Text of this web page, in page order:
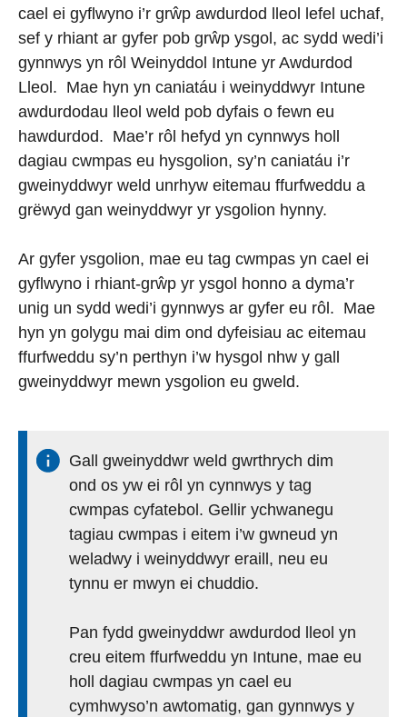
cael ei gyflwyno i’r grŵp awdurdod lleol lefel uchaf,
sef y rhiant ar gyfer pob grŵp ysgol, ac sydd wedi’i
gynnwys yn rôl Weinyddol Intune yr Awdurdod
Lleol. Mae hyn yn caniatáu i weinyddwyr Intune
awdurdodau lleol weld pob dyfais o fewn eu
hawdurdod. Mae’r rôl hefyd yn cynnwys holl
dagiau cwmpas eu hysgolion, sy’n caniatáu i’r
gweinyddwyr weld unrhyw eitemau ffurfweddu a
grëwyd gan weinyddwyr yr ysgolion hynny.
Ar gyfer ysgolion, mae eu tag cwmpas yn cael ei
gyflwyno i rhiant-grŵp yr ysgol honno a dyma’r
unig un sydd wedi’i gynnwys ar gyfer eu rôl. Mae
hyn yn golygu mai dim ond dyfeisiau ac eitemau
ffurfweddu sy’n perthyn i’w hysgol nhw y gall
gweinyddwyr mewn ysgolion eu gweld.
Gall gweinyddwr weld gwrthrych dim
ond os yw ei rôl yn cynnwys y tag
cwmpas cyfatebol. Gellir ychwanegu
tagiau cwmpas i eitem i’w gwneud yn
weladwy i weinyddwyr eraill, neu eu
tynnu er mwyn ei chuddio.
Pan fydd gweinyddwr awdurdod lleol yn
creu eitem ffurfweddu yn Intune, mae eu
holl dagiau cwmpas yn cael eu
cymhwyso’n awtomatig, gan gynnwys y